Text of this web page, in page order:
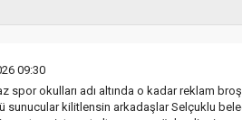
09:30
spor okulları adı altında o kadar reklam
sunucular kilitlensin arkadaşlar Selçuklu